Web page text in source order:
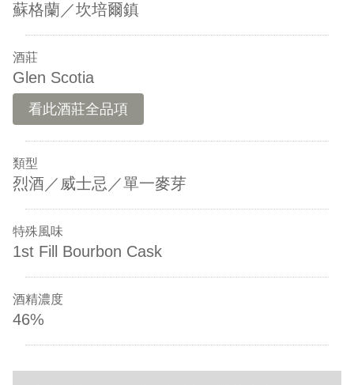
蘇格蘭／坎培爾鎮
酒莊
Glen Scotia
看此酒莊全品項
類型
烈酒／威士忌／單一麥芽
特殊風味
1st Fill Bourbon Cask
酒精濃度
46%